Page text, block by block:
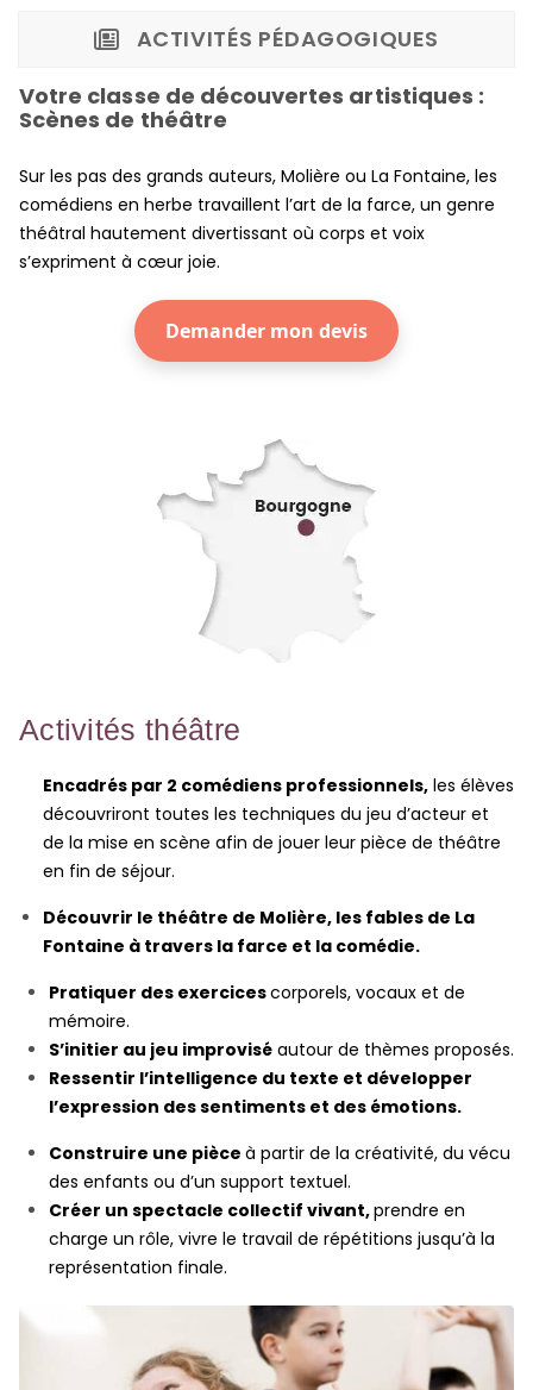
ACTIVITÉS PÉDAGOGIQUES
Votre classe de découvertes artistiques :
Scènes de théâtre
Sur les pas des grands auteurs, Molière ou La Fontaine, les
comédiens en herbe travaillent l’art de la farce, un genre
théâtral hautement divertissant où corps et voix
s’expriment à cœur joie.
Demander mon devis
Activités théâtre
Encadrés par 2 comédiens professionnels, les élèves
découvriront toutes les techniques du jeu d’acteur et
de la mise en scène afin de jouer leur pièce de théâtre
en fin de séjour.
Découvrir le théâtre de Molière, les fables de La
Fontaine à travers la farce et la comédie.
Pratiquer des exercicescorporels, vocaux et de
mémoire.
S’initier au jeu improvisé autour de thèmes proposés.
Ressentir l’intelligence du texte et développer
l’expression des sentiments et des émotions.
Construire une pièce à partir de la créativité, du vécu
des enfants ou d’un support textuel.
Créer un spectacle collectif vivant,prendre en
charge un rôle, vivre le travail de répétitions jusqu’à la
représentation finale.